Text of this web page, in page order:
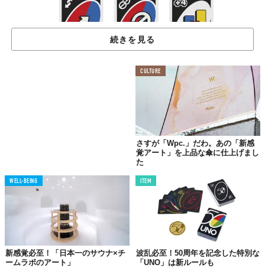
色も数字も関係ナシ。あるのは リターンや スキップ、ドロー4
続きを見る
CULTURE
さすが「Wpc.」だわ。あの「新感
覚アート」を上品な傘に仕上げまし
た
WELL-BEING
新感覚必至！「日本一のサウナ×チ
ームラボのアート」
ITEM
波乱必至！50周年を記念した特別な
「UNO」は新ルールも